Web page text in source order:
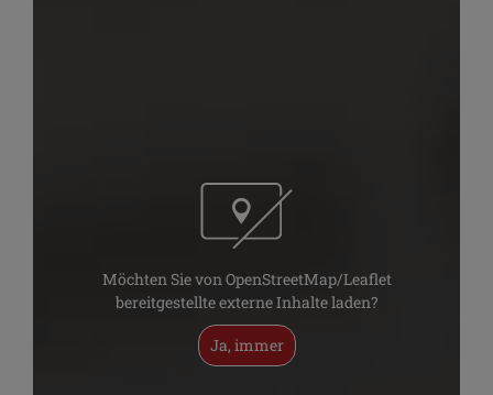
Möchten Sie von OpenStreetMap/Leaflet
bereitgestellte externe Inhalte laden?
Ja, immer